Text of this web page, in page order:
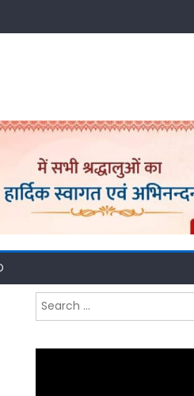
Search
for: